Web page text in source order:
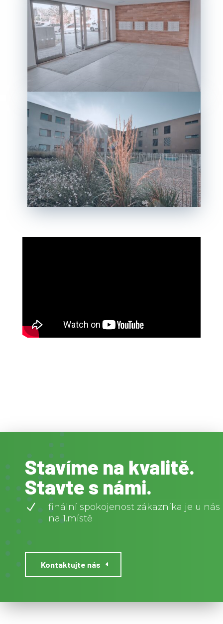
Stavíme na kvalitě.
Stavte s námi.
N
finální spokojenost zákazníka je u nás
na 1.místě
Kontaktujte nás